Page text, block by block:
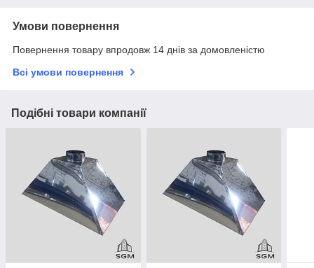
Умови повернення
Повернення товару впродовж 14 днів за домовленістю
Всі умови повернення
Подібні товари компанії